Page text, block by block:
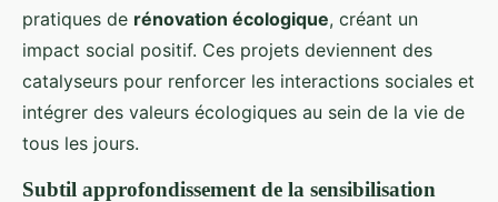
pratiques de rénovation écologique, créant un
impact social positif. Ces projets deviennent des
catalyseurs pour renforcer les interactions sociales et
intégrer des valeurs écologiques au sein de la vie de
tous les jours.
Subtil approfondissement de la sensibilisation